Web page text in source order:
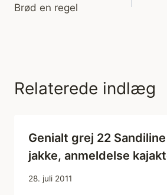
Brød en regel
Relaterede indlæg
Genialt grej 22
jakke, anmeldelse
28. juli 2011